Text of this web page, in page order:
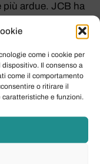
come i cookie per
Il consenso a
come il comportamento
o ritirare il
e funzioni.
più ardue. JCB ha
per